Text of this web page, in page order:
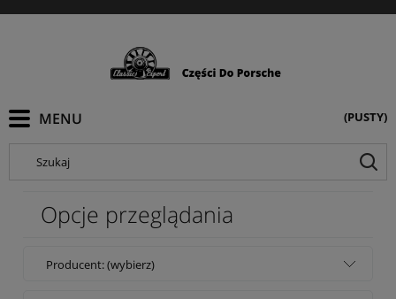
(PUSTY)
Szukaj
Opcje przeglądania
Producent: (wybierz)